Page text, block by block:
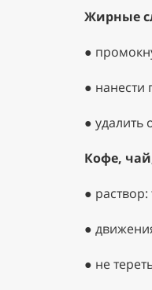
Жирные
●
● нанести
● удалить
Кофе,
●
●
● не